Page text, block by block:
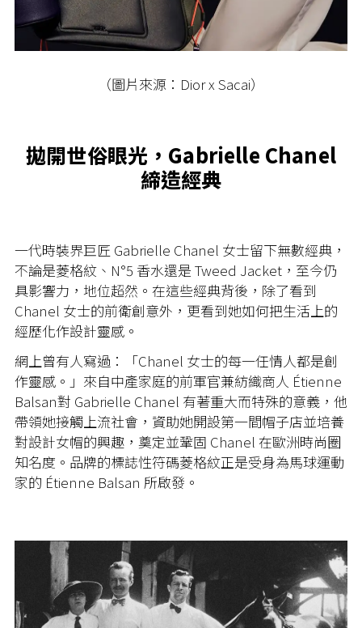
（圖片來源：Dior x Sacai）
拋開世俗眼光，Gabrielle Chanel
締造經典
一代時裝界巨匠 Gabrielle Chanel 女士留下無數經典，
不論是菱格紋、N°5 香水還是 Tweed Jacket，至今仍
具影響力，地位超然。在這些經典背後，除了看到
Chanel 女士的前衛創意外，更看到她如何把生活上的
經歷化作設計靈感。
網上曾有人寫過：「Chanel 女士的每一任情人都是創
作靈感。」來自中產家庭的前軍官兼紡織商人 Étienne
Balsan對 Gabrielle Chanel 有著重大而特殊的意義，他
帶領她接觸上流社會，資助她開設第一間帽子店並培養
對設計女帽的興趣，奠定並鞏固 Chanel 在歐洲時尚圈
知名度。品牌的標誌性符碼菱格紋正是受身為馬球運動
家的 Étienne Balsan 所啟發。